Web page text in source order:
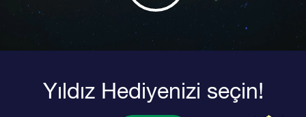
Yıldız Hediyenizi seçin!